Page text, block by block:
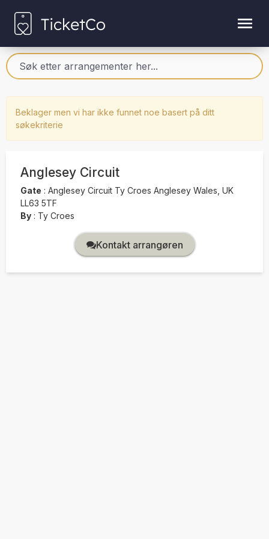
Beklager men vi har ikke funnet noe basert på ditt
søkekriterie
Anglesey Circuit
Gate : Anglesey Circuit Ty Croes Anglesey Wales, UK
LL63 5TF
By : Ty Croes
Kontakt arrangøren